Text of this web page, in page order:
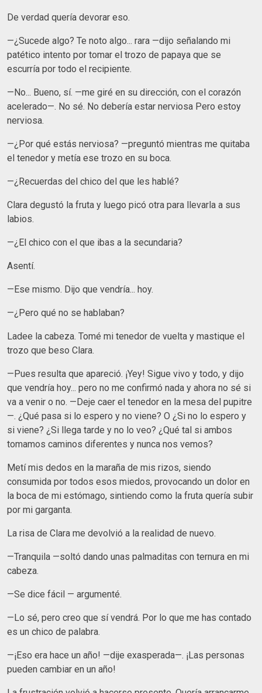
De verdad quería devorar eso.
—¿Sucede algo? Te noto algo... rara —dijo señalando mi
patético intento por tomar el trozo de papaya que se
escurría por todo el recipiente.
—No... Bueno, sí. —me giré en su dirección, con el corazón
acelerado—. No sé. No debería estar nerviosa Pero estoy
nerviosa.
—¿Por qué estás nerviosa? —preguntó mientras me quitaba
el tenedor y metía ese trozo en su boca.
—¿Recuerdas del chico del que les hablé?
Clara degustó la fruta y luego picó otra para llevarla a sus
labios.
—¿El chico con el que ibas a la secundaria?
Asentí.
—Ese mismo. Dijo que vendría... hoy.
—¿Pero qué no se hablaban?
Ladee la cabeza. Tomé mi tenedor de vuelta y mastique el
trozo que beso Clara.
—Pues resulta que apareció. ¡Yey! Sigue vivo y todo, y dijo
que vendría hoy... pero no me confirmó nada y ahora no sé si
va a venir o no. —Deje caer el tenedor en la mesa del pupitre
—. ¿Qué pasa si lo espero y no viene? O ¿Si no lo espero y
si viene? ¿Si llega tarde y no lo veo? ¿Qué tal si ambos
tomamos caminos diferentes y nunca nos vemos?
Metí mis dedos en la maraña de mis rizos, siendo
consumida por todos esos miedos, provocando un dolor en
la boca de mi estómago, sintiendo como la fruta quería subir
por mi garganta.
La risa de Clara me devolvió a la realidad de nuevo.
—Tranquila —soltó dando unas palmaditas con ternura en mi
cabeza.
—Se dice fácil — argumenté.
—Lo sé, pero creo que sí vendrá. Por lo que me has contado
es un chico de palabra.
—¡Eso era hace un año! —dije exasperada—. ¡Las personas
pueden cambiar en un año!